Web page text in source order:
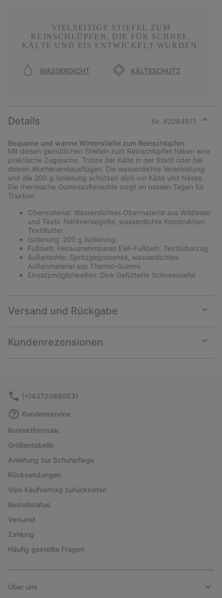
VIELSEITIGE STIEFEL ZUM
REINSCHLÜPFEN, DIE FÜR SCHNEE,
KÄLTE UND EIS ENTWICKELT WURDEN.
WASSERDICHT KÄLTESCHUTZ
Details Nr. #2084911
section
Bequeme und warme Winterstiefel zum Reinschlüpfen
Mit diesen gemütlichen Stiefeln zum Reinschlüpfen haben eine
praktische Zuglasche. Trotze der Kälte in der Stadt oder bei
deinen Wochenendausflügen. Die wasserdichte Verarbeitung
und die 200 g Isolierung schützen dich vor Kälte und Nässe.
Die thermische Gummiaußensohle sorgt an nassen Tagen für
Traktion.
Obermaterial: Wasserdichtes Obermaterial aus Wildleder
und Textil. Nahtversiegelte, wasserdichte Konstruktion.
Textilfutter.
Isolierung: 200 g Isolierung.
Fußbett: Herausnehmbares EVA-Fußbett. Textilüberzug.
Außensohle: Spritzgegossenes, wasserdichtes
Außenmaterial aus Thermo-Gummi.
Einsatzmöglichkeiten: Dick Gefütterte Schneestiefel
Versand und Rückgabe
or
Kundenrezensionen
or
(+)43720880531
Kundenservice
Kontaktformular
Größentabelle
Anleitung zur Schuhpflege
Rücksendungen
Vom Kaufvertrag zurücktreten
Bestellstatus
Versand
Zahlung
Häufig gestellte Fragen
Über uns